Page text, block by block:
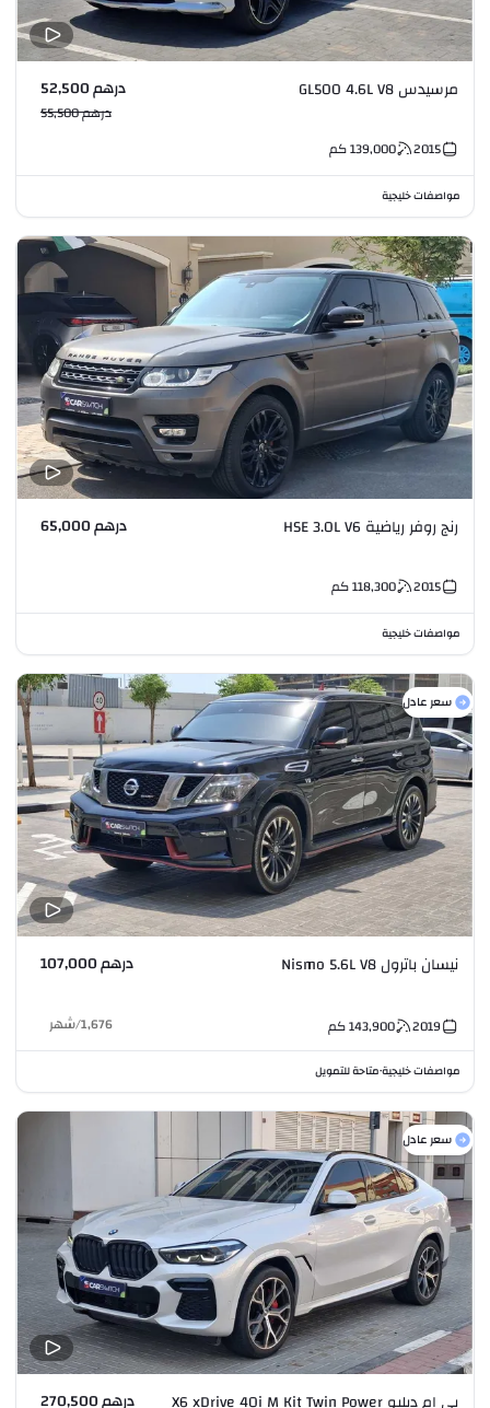
مرسيدس GL500 4.6L V8 درهم 52,500
درهم 55,500
2015
139,000كم
مواصفات خليجية
رنج روفر رياضية HSE 3.0L V6 درهم 65,000
2015
118,300كم
مواصفات خليجية
سعر عادل
نيسان باترول Nismo 5.6L V8 درهم 107,000
2019
143,900كم 1,676
/شهر
مواصفات خليجية•متاحة للتمويل
سعر عادل
درهم 270,500